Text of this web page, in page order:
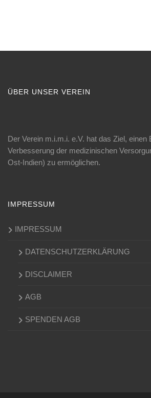
ÜBER UNSER VEREIN
Der Verein m.i.m.i. e.V. hat das Ziel, einen
Verbesserung der medizinischen
Ost-Indien) zu ermöglichen.
IMPRESSUM
IMPRESSUM
DATENSCHUTZERKLÄRUNG
DISCLAIMER
AGB
SPENDEN AGB